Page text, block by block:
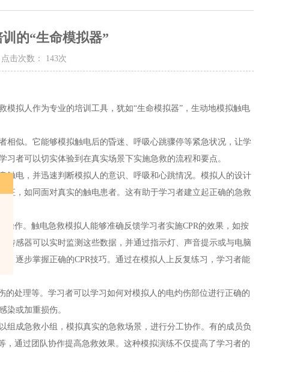
的“生命模拟器”
击次数： 143次
拟人作为专业的培训工具，犹如“生命模拟器”，生动地模拟触电
相似。它能够模拟触电后的昏迷、呼吸心跳骤停等紧急状况，让学
者可以切实体验到在真实场景下实施急救的流程和要点。
电，并迅速判断模拟人的意识、呼吸和心跳情况。模拟人的设计
，如同面对真实的触电患者。这有助于学习者建立起正确的急救
作。触电急救模拟人能够准确反馈学习者实施CPR的效果，如按
感器可以实时监测这些数据，并通过指示灯、声音提示或与电脑
逐步掌握正确的CPR技巧。通过在模拟人上反复练习，学习者能
处理等。学习者可以学习如何对模拟人的电灼伤部位进行正确的
染或加重损伤。
成急救小组，模拟真实的急救场景，进行分工协作。有的成员负
通过团队协作提高急救效果。这种模拟演练不仅提高了学习者的